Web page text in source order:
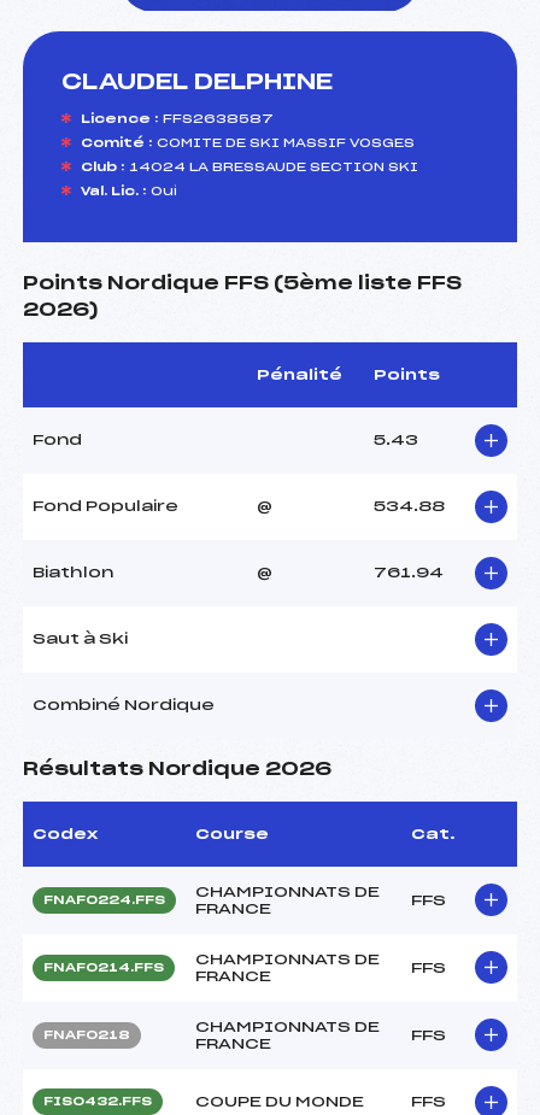
CLAUDEL DELPHINE
Licence : FFS2638587
Comité : COMITE DE SKI MASSIF VOSGES
Club : 14024 LA BRESSAUDE SECTION SKI
Val. Lic. : Oui
Points Nordique FFS (5ème liste FFS
2026)
Pénalité Points
Fond 5.43
Fond Populaire @ 534.88
Biathlon @ 761.94
Saut à Ski
Combiné Nordique
Résultats Nordique 2026
Codex Course Cat.
FNAF0224.FFS
CHAMPIONNATS DE
FRANCE
FFS
FNAF0214.FFS
CHAMPIONNATS DE
FRANCE
FFS
FNAF0218
CHAMPIONNATS DE
FRANCE
FFS
FIS0432.FFS COUPE DU MONDE FFS